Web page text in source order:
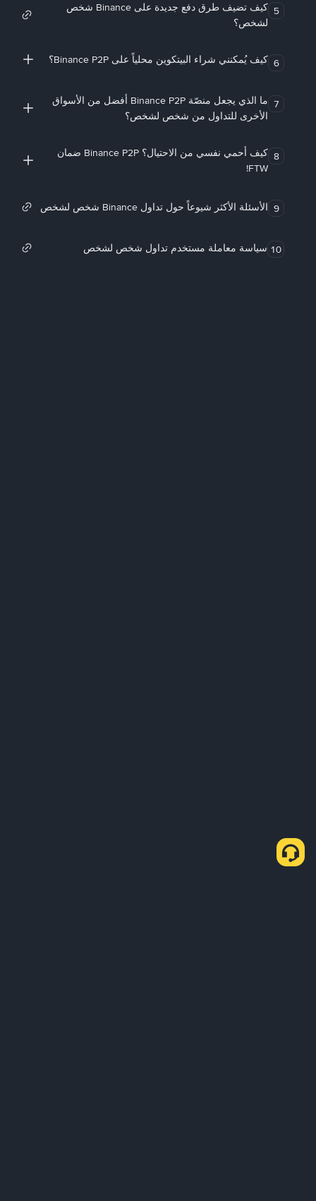
5
كيف تضيف طرق دفع جديدة على Binance شخص
لشخص؟
6 كيف يُمكنني شراء البيتكوين محلياً على Binance P2P؟
7
ما الذي يجعل منصّة Binance P2P أفضل من الأسواق
الأخرى للتداول من شخص لشخص؟
8
كيف أحمي نفسي من الاحتيال؟ Binance P2P ضمان
FTW!
9 الأسئلة الأكثر شيوعاً حول تداول Binance شخص لشخص
10 سياسة معاملة مستخدم تداول شخص لشخص